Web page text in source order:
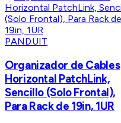
PANDUIT
Organizador de Cables
Horizontal PatchLink,
Sencillo (Solo Frontal),
Para Rack de 19in, 1UR